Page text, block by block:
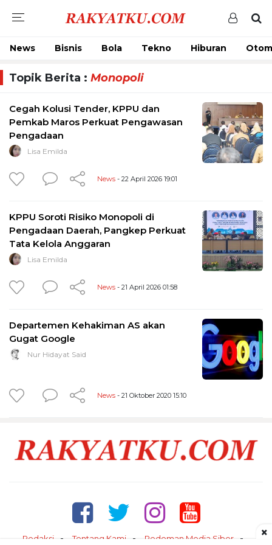
News Bisnis Bola Tekno Hiburan
Topik Berita : Monopoli
Cegah Kolusi Tender, KPPU dan
Pemkab Maros Perkuat Pengawasan
Pengadaan
Lisa Emilda
News - 22 April 2026 19:01
KPPU Soroti Risiko Monopoli di
Pengadaan Daerah, Pangkep Perkuat
Tata Kelola Anggaran
Lisa Emilda
News - 21 April 2026 01:58
Departemen Kehakiman AS akan
Gugat Google
Nur Hidayat Said
News - 21 Oktober 2020 15:10
Redaksi Tentang Kami Pedoman Media Siber ×